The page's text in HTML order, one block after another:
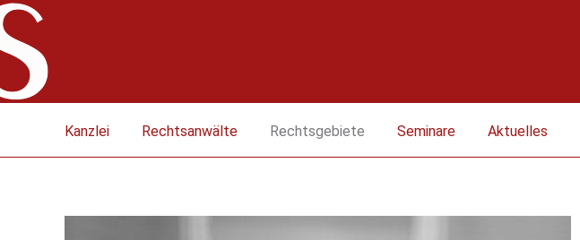
Kanzlei Rechtsanwälte Rechtsgebiete Seminare Aktuelles